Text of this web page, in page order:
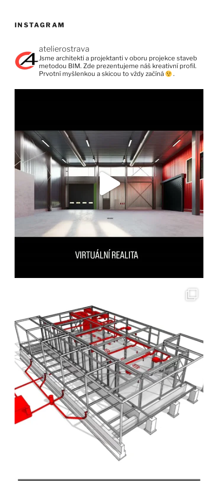
INSTAGRAM
atelierostrava
Jsme architekti a projektanti v oboru projekce staveb
metodou BIM. Zde prezentujeme náš kreativní profil.
Prvotní myšlenkou a skicou to vždy začíná
.